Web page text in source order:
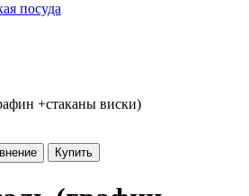
посуда
+стаканы виски)
Купить